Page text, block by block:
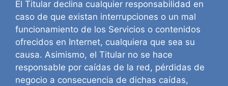
El Titular declina cualquier responsabilidad en
caso de que existan interrupciones o un mal
funcionamiento de los Servicios o contenidos
ofrecidos en Internet, cualquiera que sea su
causa. Asimismo, el Titular no se hace
responsable por caídas de la red, pérdidas de
negocio a consecuencia de dichas caídas,